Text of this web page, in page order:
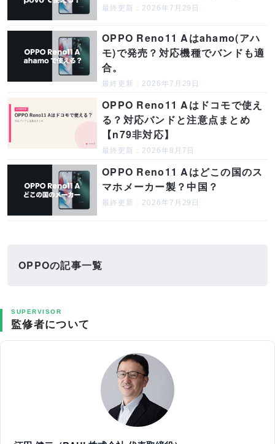
最終更新：2026年7月29日
OPPO Reno11 Aはahamo(アハ
モ)で発売？対応機種でバンドも適
合。
最終更新：2026年7月29日
OPPO Reno11 Aはドコモで使え
る？対応バンドと注意点まとめ
【n79非対応】
最終更新：2026年8月7日
OPPO Reno11 Aはどこの国のス
マホメーカー製？中国？
最終更新：2026年7月29日
OPPOの記事一覧
SUPERVISOR
監修者について